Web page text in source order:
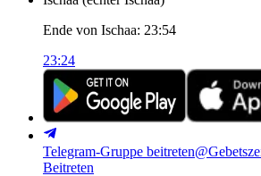
Ende von Ischaa: 23:54
23:24
Telegram-Gruppe beitreten
Beitreten